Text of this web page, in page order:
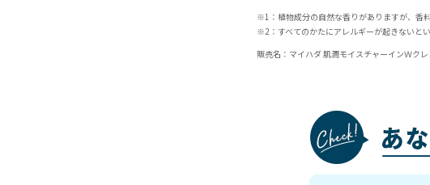
※1：植物成分の自然な香りがありますが、香
※2：すべてのかたにアレルギーが起きないと
販売名：マイハダ 肌潤モイスチャーインＷク